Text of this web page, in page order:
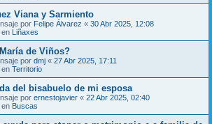
Viana y Sarmiento
por Felipe Álvarez « 30 Abr 2025, 12:08
en Liñaxes
de Viños?
por dmj « 27 Abr 2025, 17:11
en Territorio
del bisabuelo de mi esposa
por ernestojavier « 22 Abr 2025, 02:40
en Buscas